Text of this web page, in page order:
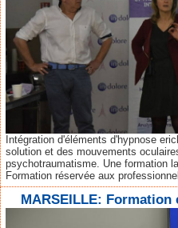
Intégration d'éléments d'hypnose
solution et des mouvements
psychotraumatisme. Une formation
Formation réservée aux
MARSEILLE: Formation